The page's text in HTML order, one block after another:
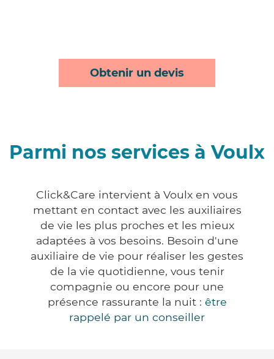
Obtenir un devis
Parmi nos services à Voulx
Click&Care intervient à Voulx en vous
mettant en contact avec les auxiliaires
de vie les plus proches et les mieux
adaptées à vos besoins. Besoin d'une
auxiliaire de vie pour réaliser les gestes
de la vie quotidienne, vous tenir
compagnie ou encore pour une
présence rassurante la nuit : être
rappelé par un conseiller